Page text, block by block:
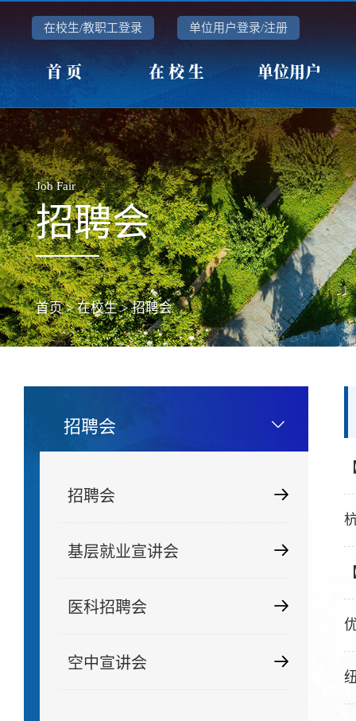
在校生/教职工登录 单位用户登录/注册
首 页 在 校 生 单位用户
Job Fair
招聘会
首页>在校生>招聘会
招聘会
招聘会
基层就业宣讲会
医科招聘会
空中宣讲会